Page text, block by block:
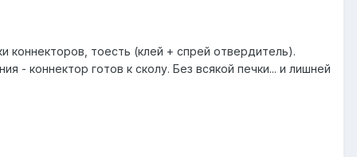
коннекторов, тоесть (клей + спрей отвердитель).
- коннектор готов к сколу. Без всякой печки... и лишней